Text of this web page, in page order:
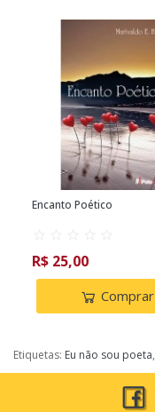
Encanto Poético
R$ 25,00
Comprar
Etiquetas: Eu não sou poeta,